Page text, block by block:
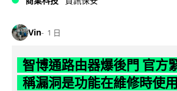
Vin 1 日
智博通路由器爆後門 官方
稱漏洞是功能在維修時使用